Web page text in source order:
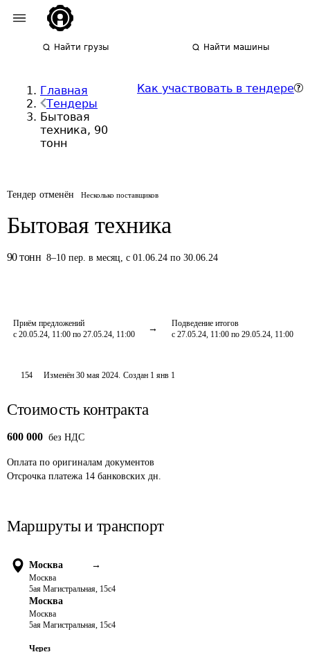
Найти грузы Найти машины
Главная
Тендеры
Бытовая
техника, 90
тонн
Как участвовать в тендере
Тендер отменён Несколько поставщиков
Бытовая техника
90 тонн 8–10 пер. в месяц,с 01.06.24 по 30.06.24
Приём предложений
с 20.05.24, 11:00 по 27.05.24, 11:00
Подведение итогов
с 27.05.24, 11:00 по 29.05.24, 11:00
154 Изменён30 мая 2024. Создан 1 янв 1
Стоимость контракта
600 000 без НДС
Оплата по оригиналам документов
Отсрочка платежа 14 банковских дн.
Маршруты и транспорт
Москва →
Москва
5ая Магистральная, 15с4
Москва
Москва
5ая Магистральная, 15с4
Через